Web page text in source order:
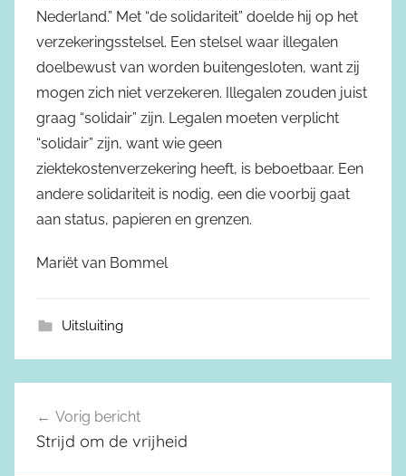
Nederland.” Met “de solidariteit” doelde hij op het
verzekeringsstelsel. Een stelsel waar illegalen
doelbewust van worden buitengesloten, want zij
mogen zich niet verzekeren. Illegalen zouden juist
graag “solidair” zijn. Legalen moeten verplicht
“solidair” zijn, want wie geen
ziektekostenverzekering heeft, is beboetbaar. Een
andere solidariteit is nodig, een die voorbij gaat
aan status, papieren en grenzen.
Mariët van Bommel
Uitsluiting
Berichtnavigatie
Vorig bericht
Strijd om de vrijheid